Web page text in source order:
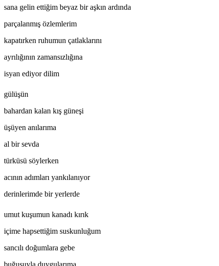
sana gelin ettiğim beyaz bir aşkın ardında
parçalanmış özlemlerim
kapatırken ruhumun çatlaklarını
ayrılığının zamansızlığına
isyan ediyor dilim
gülüşün
bahardan kalan kış güneşi
üşüyen anılarıma
al bir sevda
türküsü söylerken
acının adımları yankılanıyor
derinlerimde bir yerlerde
umut kuşumun kanadı kırık
içime hapsettiğim suskunluğum
sancılı doğumlara gebe
buğusuyla duygularıma